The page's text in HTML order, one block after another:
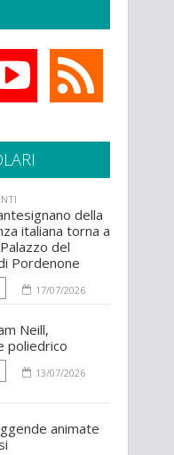
della
italiana torna a
del
Pordenone
17/07/2026
Neill,
poliedrico
13/07/2026
animate